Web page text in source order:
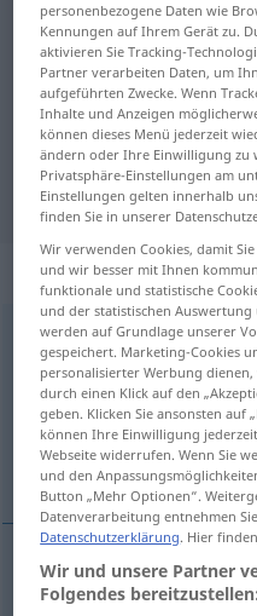
Beratungsausschuss
Deutsch-
Übersetzung
Beratungsausschuss,
Übersicht aller
(Für mehr Details die
advisory board
advisoryboard(od
personenbezogene Daten wie
Kennungen auf Ihrem Gerät zu.
aktivieren Sie Tracking-
Partner verarbeiten Daten, um
aufgeführten Zwecke. Wenn
Inhalte und Anzeigen
können dieses Menü jederzeit
ändern oder Ihre Einwilligung zu
Privatsphäre-Einstellungen am
Einstellungen gelten innerhalb
finden Sie in unserer
Wir verwenden Cookies, damit
und wir besser mit Ihnen
funktionale und statistische
und der statistischen
werden auf Grundlage unserer
gespeichert. Marketing-Cookies
personalisierter Werbung
durch einen Klick auf den
geben. Klicken Sie ansonsten auf
können Ihre Einwilligung
Webseite widerrufen. Wenn Sie
und den
Button „Mehr Optionen“.
Datenverarbeitung entnehmen
Datenschutzerklärung. Hier
Wir und unsere Partner
Folgendes